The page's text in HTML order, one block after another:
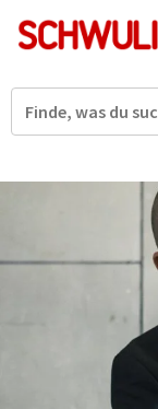
zum
Inhalt
Suche